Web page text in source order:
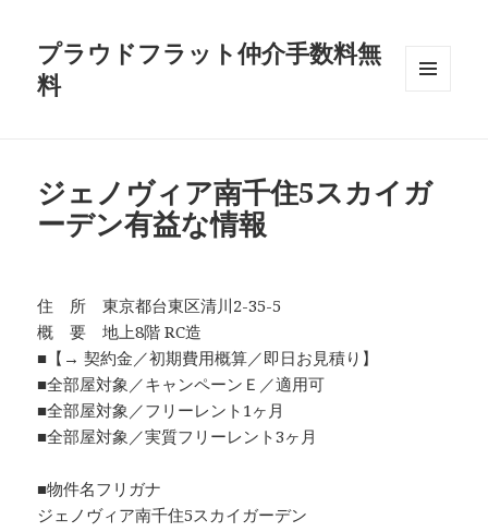
プラウドフラット仲介手数料無
料
ジェノヴィア南千住5スカイガ
ーデン有益な情報
住 所 東京都台東区清川2-35-5
概 要 地上8階 RC造
■【→ 契約金／初期費用概算／即日お見積り】
■全部屋対象／キャンペーンＥ／適用可
■全部屋対象／フリーレント1ヶ月
■全部屋対象／実質フリーレント3ヶ月
■物件名フリガナ
ジェノヴィア南千住5スカイガーデン